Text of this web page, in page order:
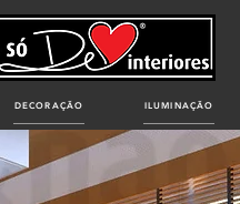
DECORAÇÃO ILUMINAÇÃO